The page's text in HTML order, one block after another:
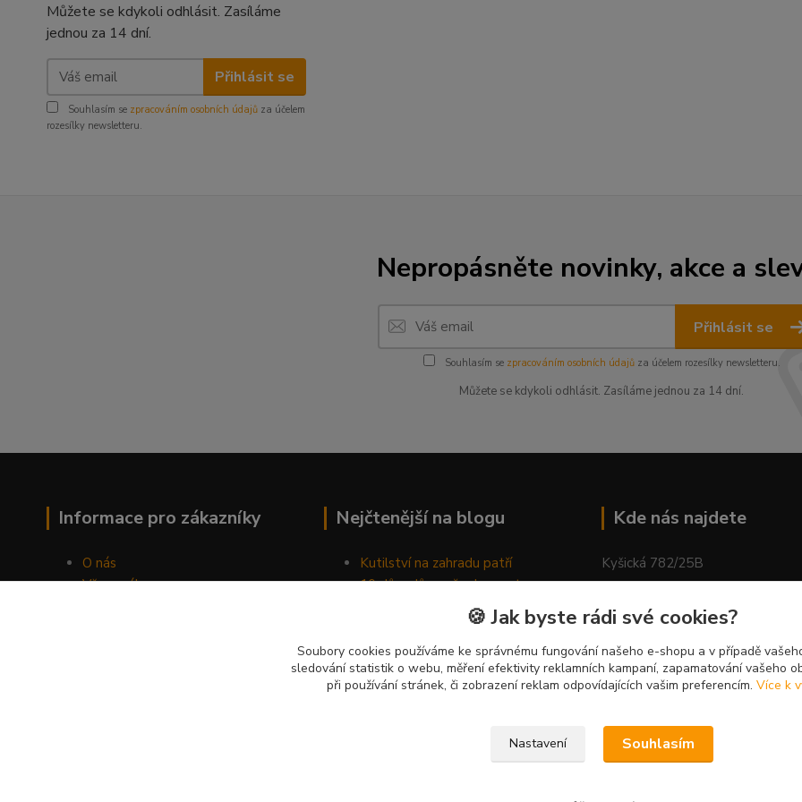
Můžete se kdykoli odhlásit. Zasíláme
jednou za 14 dní.
Přihlásit se
Souhlasím se zpracováním osobních údajů za účelem
rozesílky newsletteru.
Nepropásněte novinky, akce a
Přihlásit se
Souhlasím se zpracováním osobních údajůza účelem rozesílky newsletteru.
Můžete se kdykoli odhlásit. Zasíláme jednou za 14 dní.
Informace pro zákazníky
O nás
Vše o nákupu
Nejčtenější na blogu
Kutilství na zahradu patří
10 důvodů, proč relaxovat
chozením do přírody
Jak správně pěstovat tulipány
Náhodně generovaný článek
Kde nás najdete
Kyšická 782/25B
🍪 Jak byste rádi své cookies?
Soubory cookies používáme ke správnému fungování našeho e-shopu a v případě
sledování statistik o webu, měření efektivity reklamních kampaní, zapamatování vašeho
při používání stránek, či zobrazení reklam odpovídajících vašim preferencím. Více k
Nastavení Souhlasím